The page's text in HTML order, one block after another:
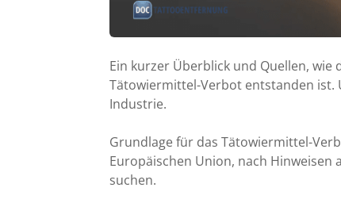
Ein kurzer Überblick und Quellen, wie
Tätowiermittel-Verbot entstanden ist.
Industrie.
Grundlage für das Tätowiermittel-
Europäischen Union, nach
suchen.